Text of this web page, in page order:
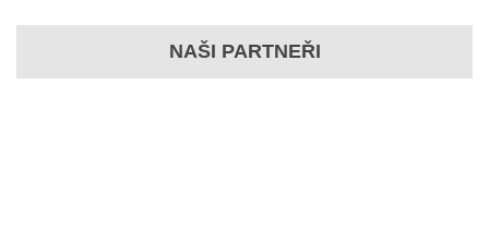
NAŠI PARTNEŘI